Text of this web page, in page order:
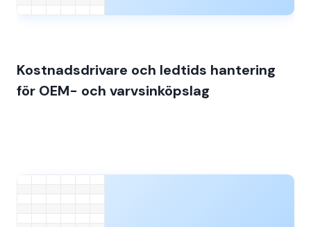
Kostnadsdrivare och ledtids hantering
för OEM- och varvsinköpslag